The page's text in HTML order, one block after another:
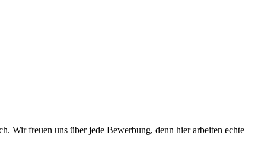
Wir freuen uns über jede Bewerbung, denn hier arbeiten echte